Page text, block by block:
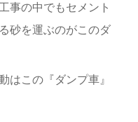
事の中でもセメント
砂を運ぶのがこのダ
はこの『ダンプ車』